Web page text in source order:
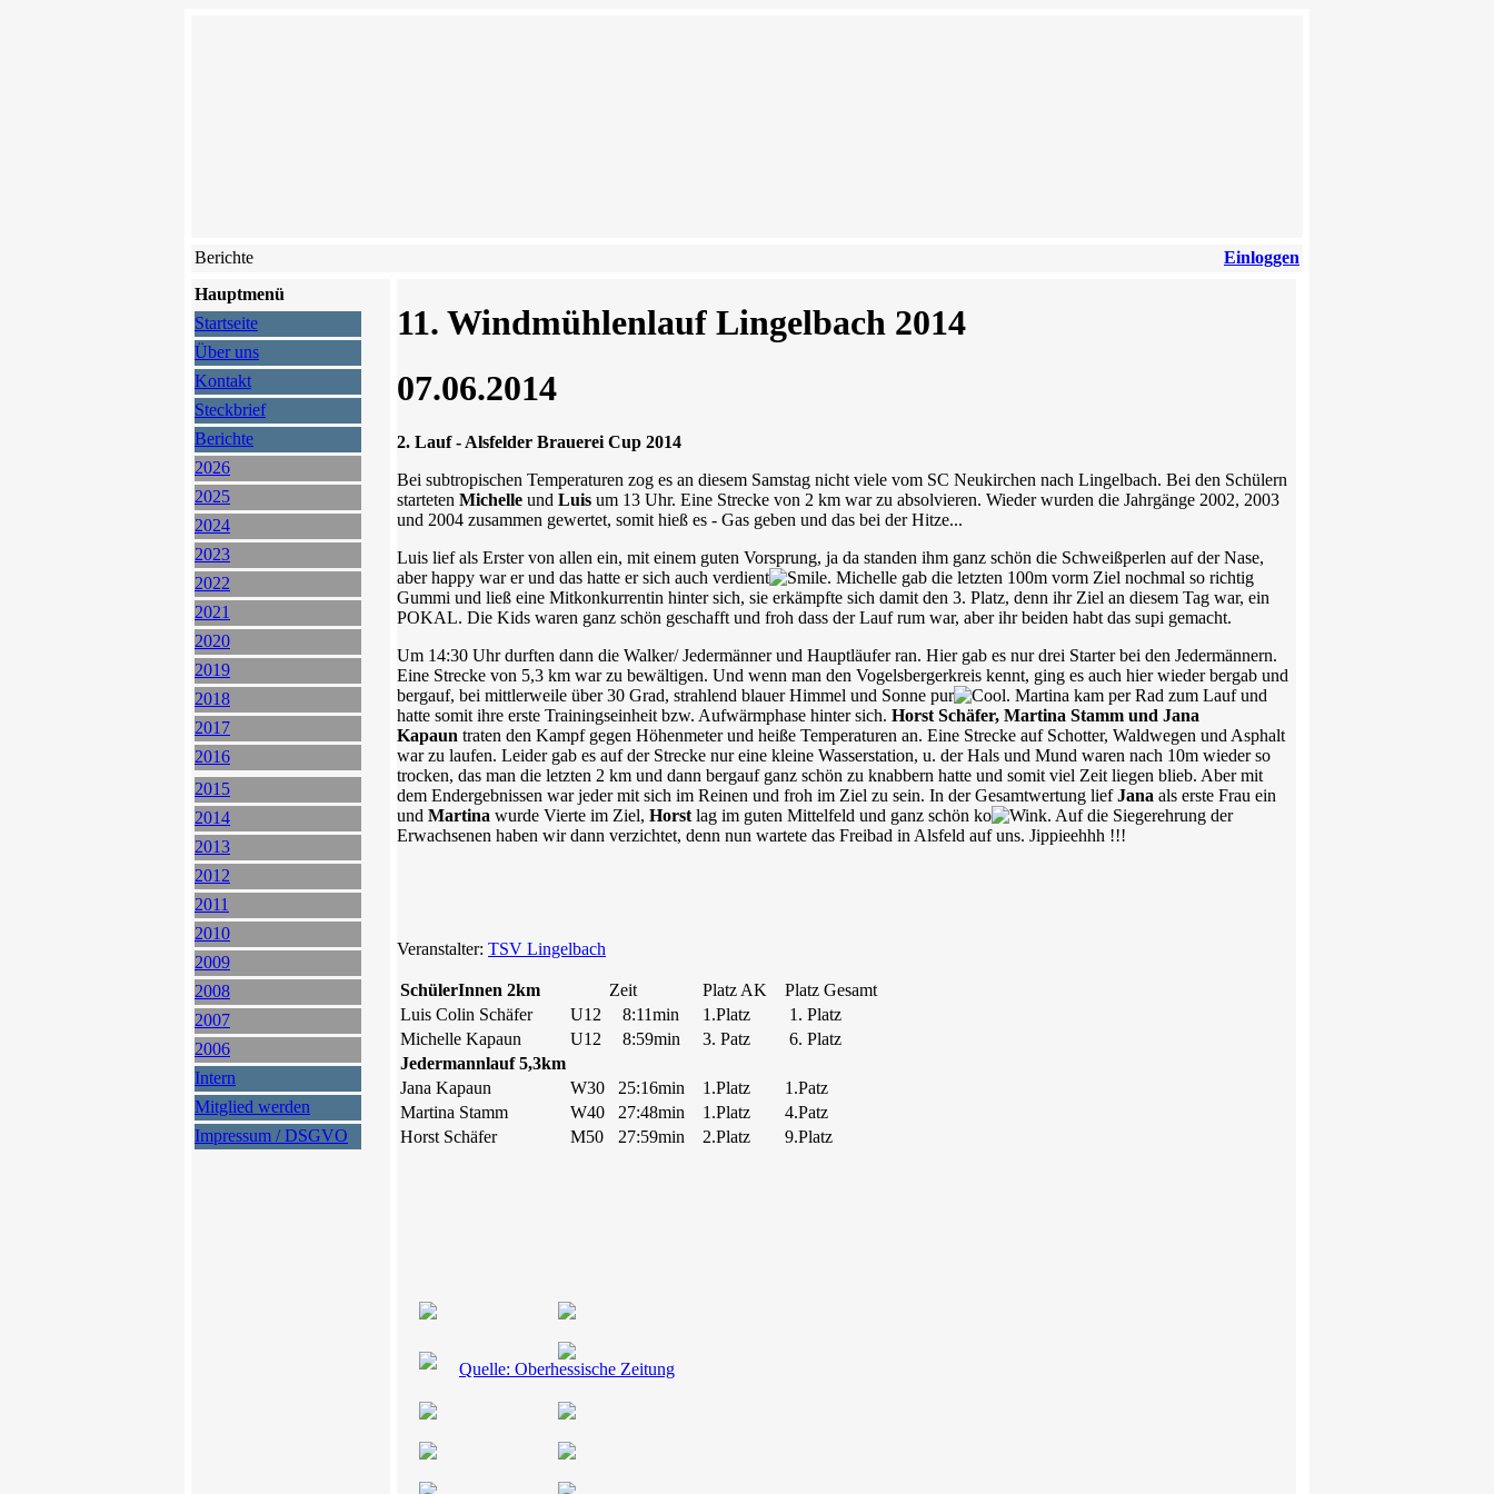
Berichte
Einloggen
Hauptmenü
Startseite
Über uns
Kontakt
Steckbrief
Berichte
2026
2025
2024
2023
2022
2021
2020
2019
2018
2017
2016
2015
2014
2013
2012
2011
2010
2009
2008
2007
2006
Intern
Mitglied werden
Impressum / DSGVO
11. Windmühlenlauf Lingelbach 2014
07.06.2014
2. Lauf - Alsfelder Brauerei Cup 2014
Bei subtropischen Temperaturen zog es an diesem Samstag nicht viele vom SC Neukirchen nach Lingelbach. Bei den Schülern
starteten Michelle und Luis um 13 Uhr. Eine Strecke von 2 km war zu absolvieren. Wieder wurden die Jahrgänge 2002, 2003
und 2004 zusammen gewertet, somit hieß es - Gas geben und das bei der Hitze...
Luis lief als Erster von allen ein, mit einem guten Vorsprung, ja da standen ihm ganz schön die Schweißperlen auf der Nase,
aber happy war er und das hatte er sich auch verdient
. Michelle gab die letzten 100m vorm Ziel nochmal so richtig
Gummi und ließ eine Mitkonkurrentin hinter sich, sie erkämpfte sich damit den 3. Platz, denn ihr Ziel an diesem Tag war, ein
POKAL. Die Kids waren ganz schön geschafft und froh dass der Lauf rum war, aber ihr beiden habt das supi gemacht.
Um 14:30 Uhr durften dann die Walker/ Jedermänner und Hauptläufer ran. Hier gab es nur drei Starter bei den Jedermännern.
Eine Strecke von 5,3 km war zu bewältigen. Und wenn man den Vogelsbergerkreis kennt, ging es auch hier wieder bergab und
bergauf, bei mittlerweile über 30 Grad, strahlend blauer Himmel und Sonne pur
. Martina kam per Rad zum Lauf und
hatte somit ihre erste Trainingseinheit bzw. Aufwärmphase hinter sich. Horst Schäfer, Martina Stamm und Jana
Kapaun traten den Kampf gegen Höhenmeter und heiße Temperaturen an. Eine Strecke auf Schotter, Waldwegen und Asphalt
war zu laufen. Leider gab es auf der Strecke nur eine kleine Wasserstation, u. der Hals und Mund waren nach 10m wieder so
trocken, das man die letzten 2 km und dann bergauf ganz schön zu knabbern hatte und somit viel Zeit liegen blieb. Aber mit
dem Endergebnissen war jeder mit sich im Reinen und froh im Ziel zu sein. In der Gesamtwertung liefJana als erste Frau ein
und Martina wurde Vierte im Ziel, Horst lag im guten Mittelfeld und ganz schön ko
. Auf die Siegerehrung der
Erwachsenen haben wir dann verzichtet, denn nun wartete das Freibad in Alsfeld auf uns. Jippieehhh !!!
Veranstalter: TSV Lingelbach
SchülerInnen 2km Zeit Platz AK
Platz Gesamt
Luis Colin Schäfer
U12 8:11min 1.Platz
1. Platz
Michelle Kapaun
U12 8:59min 3. Patz
6. Platz
Jedermannlauf 5,3km
Jana Kapaun
W30 25:16min 1.Platz
1.Patz
Martina Stamm
W40 27:48min 1.Platz
4.Patz
Horst Schäfer
M50 27:59min 2.Platz 9.Platz
Quelle: Oberhessische Zeitung